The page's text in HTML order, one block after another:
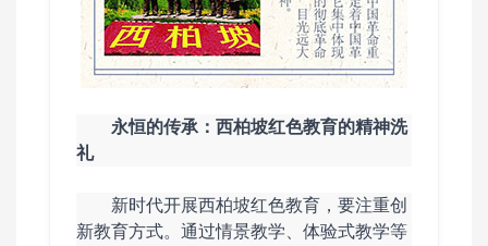
永恒的传承：西柏坡红色教育的精神洗
礼
新时代开展西柏坡红色教育，要注重创
新教育方式。通过情景教学、体验式教学等